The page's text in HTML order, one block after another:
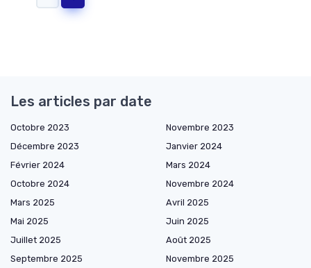
Les articles par date
Octobre 2023
Novembre 2023
Décembre 2023
Janvier 2024
Février 2024
Mars 2024
Octobre 2024
Novembre 2024
Mars 2025
Avril 2025
Mai 2025
Juin 2025
Juillet 2025
Août 2025
Septembre 2025
Novembre 2025